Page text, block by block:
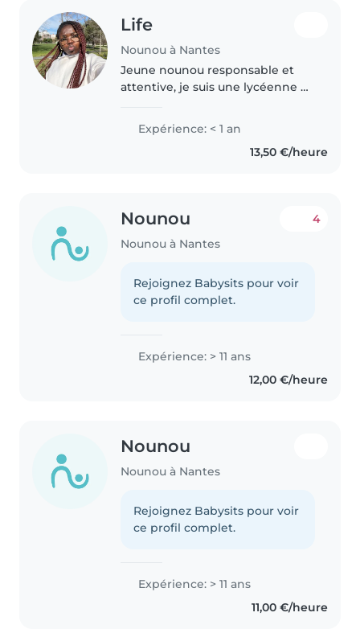
Life
Nounou à Nantes
Jeune nounou responsable et
attentive, je suis une lycéenne à
temps partiel. J'ai de
l'expérience du au fait d'avoir
garder mes frères et soeurs je
Expérience: < 1 an
13,50 €/heure
Nounou
Nounou à Nantes
4
Rejoignez Babysits pour voir
ce profil complet.
Expérience: > 11 ans
12,00 €/heure
Nounou
Nounou à Nantes
Rejoignez Babysits pour voir
ce profil complet.
Expérience: > 11 ans
11,00 €/heure